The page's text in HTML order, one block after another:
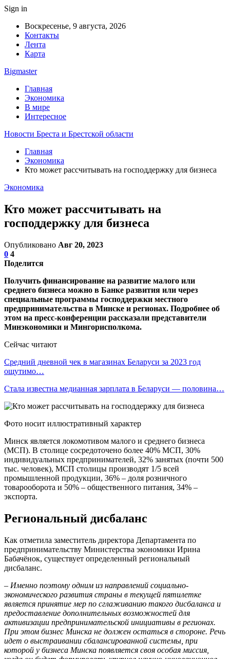
Sign in
Воскресенье, 9 августа, 2026
Контакты
Лента
Карта
Bigmaster
Главная
Экономика
В мире
Интересное
Новости Бреста и Брестской области
Главная
Экономика
Кто может рассчитывать на господдержку для бизнеса
Экономика
Кто может рассчитывать на
господдержку для бизнеса
Опубликовано Авг 20, 2023
0 4
Поделится
Получить финансирование на развитие малого или
среднего бизнеса можно в Банке развития или через
специальные программы господдержки местного
предпринимательства в Минске и регионах. Подробнее об
этом на пресс-конференции рассказали представители
Минэкономики и Мингорисполкома.
Сейчас читают
Средний дневной чек в магазинах Беларуси за 2023 год
ощутимо…
Стала известна медианная зарплата в Беларуси — половина…
Фото носит иллюстративный характер
Минск является локомотивом малого и среднего бизнеса
(МСП). В столице сосредоточено более 40% МСП, 30%
индивидуальных предпринимателей, 32% занятых (почти 500
тыс. человек), МСП столицы производят 1/5 всей
промышленной продукции, 36% – доля розничного
товарооборота и 50% – общественного питания, 34% –
экспорта.
Региональный дисбаланс
Как отметила заместитель директора Департамента по
предпринимательству Министерства экономики Ирина
Бабачёнок, существует определенный региональный
дисбаланс.
– Именно поэтому одним из направлений социально-
экономического развития страны в текущей пятилетке
является принятие мер по сглаживанию такого дисбаланса и
предоставление дополнительных возможностей для
активизации предпринимательской инициативы в регионах.
При этом бизнес Минска не должен остаться в стороне. Речь
идет о выстраивании сбалансированной системы, при
которой у бизнеса Минска появляется своя особая миссия,